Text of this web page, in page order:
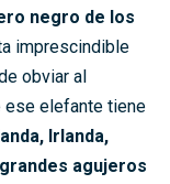
negro de los
imprescindible
obviar al
ese elefante tiene
Irlanda,
agujeros